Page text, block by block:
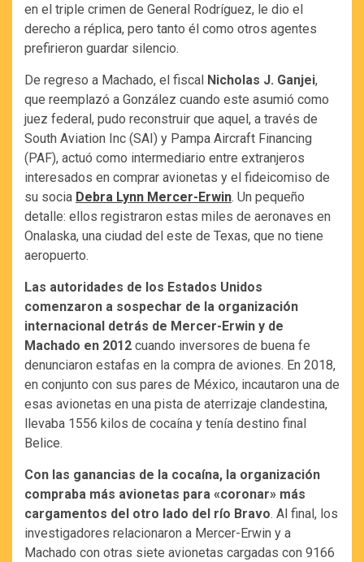
en el triple crimen de General Rodríguez, le dio el
derecho a réplica, pero tanto él como otros agentes
prefirieron guardar silencio.
De regreso a Machado, el fiscal Nicholas J. Ganjei,
que reemplazó a González cuando este asumió como
juez federal, pudo reconstruir que aquel, a través de
South Aviation Inc (SAI) y Pampa Aircraft Financing
(PAF), actuó como intermediario entre extranjeros
interesados en comprar avionetas y el fideicomiso de
su socia Debra Lynn Mercer-Erwin. Un pequeño
detalle: ellos registraron estas miles de aeronaves en
Onalaska, una ciudad del este de Texas, que no tiene
aeropuerto.
Las autoridades de los Estados Unidos
comenzaron a sospechar de la organización
internacional detrás de Mercer-Erwin y de
Machado en 2012 cuando inversores de buena fe
denunciaron estafas en la compra de aviones. En 2018,
en conjunto con sus pares de México, incautaron una de
esas avionetas en una pista de aterrizaje clandestina,
llevaba 1556 kilos de cocaína y tenía destino final
Belice.
Con las ganancias de la cocaína, la organización
compraba más avionetas para «coronar» más
cargamentos del otro lado del río Bravo. Al final, los
investigadores relacionaron a Mercer-Erwin y a
Machado con otras siete avionetas cargadas con 9166